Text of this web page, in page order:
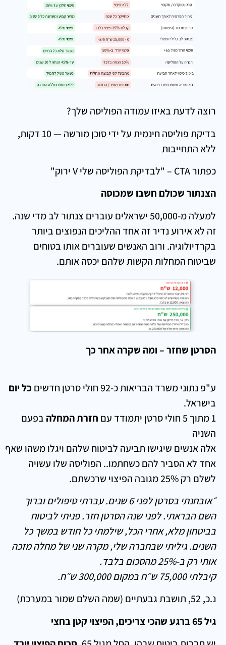
רוצה לדעת באיזו עמודה הפוליסה שלך?
בדיקת פוליסה חינמית על ידי סוכן מורשה — 10 דקות,
ללא התחייבות
כפתור CTA – "לבדיקת הפוליסה שלי V ירוק"
הצנתור שכולם חשבו שמכוסה
למעלה מ-50,000 ישראלים עוברים צנתור לב מדי שנה.
זה לא אירוע נדיר זה אחד ההליכים הנפוצים ביותר
בקרדיולוגיה. ורוב האנשים שעוברים אותו בטוחים
שביטוח המחלות הקשות שלהם יכסה אותם.
הסרטן שחזר – ומה שקרה אחר כך
ע"פ נתוני משרד הבריאות כ-92 חולי סרטן חדשים
כל יום
בישראל.
1 מתוך 5 חולי סרטן יתמודד עם
חזרת המחלה בפעם
השניה
אלה אנשים שיגישו תביעה לביטוח שלהם ויגלו משהו שאף
אחד לא הסביר להם כשחתמו.. הפוליסה שלו עשויה
לשלם רק 25% מגובה הפיצוי שרכשתם.
״אובחנתי בסרטן לפני 6 שנים. עברתי טיפולים וברוך
השם הבראתי. לפני שנה הסרטן חזר. פניתי לביטוח
בביטחון מלא, אחרי הכל, שילמתי כל חודש במשך כל
השנים. גיליתי שבחברה שלי, מקרה שני של מחלה מזכה
אותי רק ב-25% מהסכום בלבד.
קיבלתי 75,000 ש״ח במקום 300,000 ש״ח.
נ.כ, 52, תושבת גבעתיים (שמה השלם שמור במערכת)
גיל 65 ברגע שהכי צריכים, הפיצוי קטן בחצי